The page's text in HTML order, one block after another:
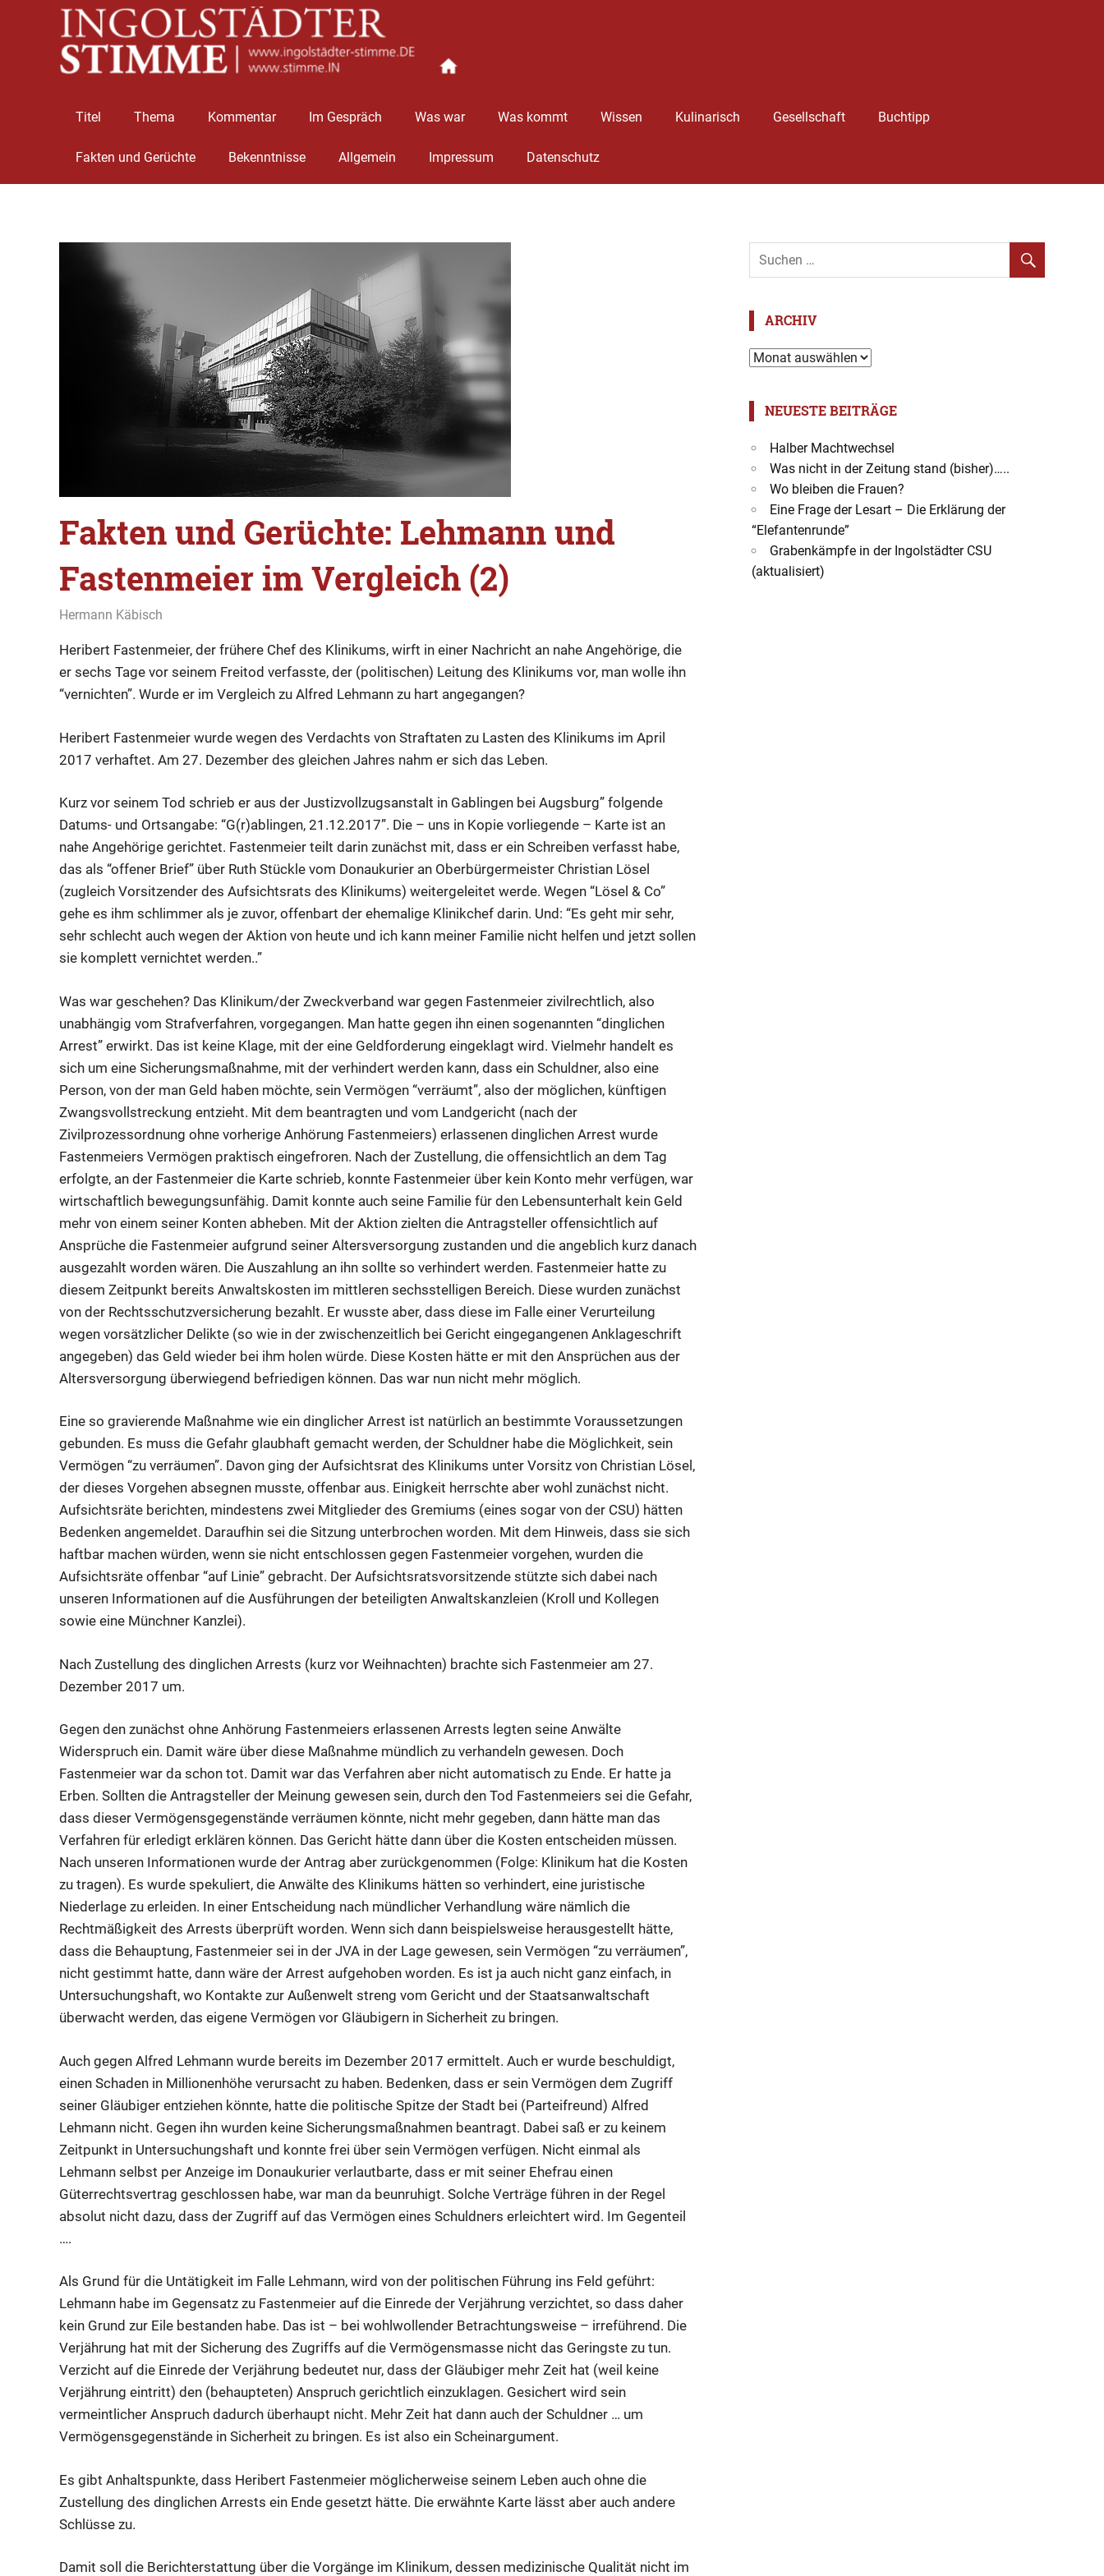
Titel Thema Kommentar Im Gespräch Was war Was kommt Wissen Kulinarisch Gesellschaft Buchtipp
Fakten und Gerüchte Bekenntnisse Allgemein Impressum Datenschutz
Fakten und Gerüchte: Lehmann und
Fastenmeier im Vergleich (2)
23. Februar 2020
Hermann Käbisch
Heribert Fastenmeier, der frühere Chef des Klinikums, wirft in einer Nachricht an nahe Angehörige, die
er sechs Tage vor seinem Freitod verfasste, der (politischen) Leitung des Klinikums vor, man wolle ihn
“vernichten”. Wurde er im Vergleich zu Alfred Lehmann zu hart angegangen?
Heribert Fastenmeier wurde wegen des Verdachts von Straftaten zu Lasten des Klinikums im April
2017 verhaftet. Am 27. Dezember des gleichen Jahres nahm er sich das Leben.
Kurz vor seinem Tod schrieb er aus der Justizvollzugsanstalt in Gablingen bei Augsburg” folgende
Datums- und Ortsangabe: “G(r)ablingen, 21.12.2017”. Die – uns in Kopie vorliegende – Karte ist an
nahe Angehörige gerichtet. Fastenmeier teilt darin zunächst mit, dass er ein Schreiben verfasst habe,
das als “offener Brief” über Ruth Stückle vom Donaukurier an Oberbürgermeister Christian Lösel
(zugleich Vorsitzender des Aufsichtsrats des Klinikums) weitergeleitet werde. Wegen “Lösel & Co”
gehe es ihm schlimmer als je zuvor, offenbart der ehemalige Klinikchef darin. Und: “Es geht mir sehr,
sehr schlecht auch wegen der Aktion von heute und ich kann meiner Familie nicht helfen und jetzt sollen
sie komplett vernichtet werden..”
Was war geschehen? Das Klinikum/der Zweckverband war gegen Fastenmeier zivilrechtlich, also
unabhängig vom Strafverfahren, vorgegangen. Man hatte gegen ihn einen sogenannten “dinglichen
Arrest” erwirkt. Das ist keine Klage, mit der eine Geldforderung eingeklagt wird. Vielmehr handelt es
sich um eine Sicherungsmaßnahme, mit der verhindert werden kann, dass ein Schuldner, also eine
Person, von der man Geld haben möchte, sein Vermögen “verräumt”, also der möglichen, künftigen
Zwangsvollstreckung entzieht. Mit dem beantragten und vom Landgericht (nach der
Zivilprozessordnung ohne vorherige Anhörung Fastenmeiers) erlassenen dinglichen Arrest wurde
Fastenmeiers Vermögen praktisch eingefroren. Nach der Zustellung, die offensichtlich an dem Tag
erfolgte, an der Fastenmeier die Karte schrieb, konnte Fastenmeier über kein Konto mehr verfügen, war
wirtschaftlich bewegungsunfähig. Damit konnte auch seine Familie für den Lebensunterhalt kein Geld
mehr von einem seiner Konten abheben. Mit der Aktion zielten die Antragsteller offensichtlich auf
Ansprüche die Fastenmeier aufgrund seiner Altersversorgung zustanden und die angeblich kurz danach
ausgezahlt worden wären. Die Auszahlung an ihn sollte so verhindert werden. Fastenmeier hatte zu
diesem Zeitpunkt bereits Anwaltskosten im mittleren sechsstelligen Bereich. Diese wurden zunächst
von der Rechtsschutzversicherung bezahlt. Er wusste aber, dass diese im Falle einer Verurteilung
wegen vorsätzlicher Delikte (so wie in der zwischenzeitlich bei Gericht eingegangenen Anklageschrift
angegeben) das Geld wieder bei ihm holen würde. Diese Kosten hätte er mit den Ansprüchen aus der
Altersversorgung überwiegend befriedigen können. Das war nun nicht mehr möglich.
Eine so gravierende Maßnahme wie ein dinglicher Arrest ist natürlich an bestimmte Voraussetzungen
gebunden. Es muss die Gefahr glaubhaft gemacht werden, der Schuldner habe die Möglichkeit, sein
Vermögen “zu verräumen”. Davon ging der Aufsichtsrat des Klinikums unter Vorsitz von Christian Lösel,
der dieses Vorgehen absegnen musste, offenbar aus. Einigkeit herrschte aber wohl zunächst nicht.
Aufsichtsräte berichten, mindestens zwei Mitglieder des Gremiums (eines sogar von der CSU) hätten
Bedenken angemeldet. Daraufhin sei die Sitzung unterbrochen worden. Mit dem Hinweis, dass sie sich
haftbar machen würden, wenn sie nicht entschlossen gegen Fastenmeier vorgehen, wurden die
Aufsichtsräte offenbar “auf Linie” gebracht. Der Aufsichtsratsvorsitzende stützte sich dabei nach
unseren Informationen auf die Ausführungen der beteiligten Anwaltskanzleien (Kroll und Kollegen
sowie eine Münchner Kanzlei).
Nach Zustellung des dinglichen Arrests (kurz vor Weihnachten) brachte sich Fastenmeier am 27.
Dezember 2017 um.
Gegen den zunächst ohne Anhörung Fastenmeiers erlassenen Arrests legten seine Anwälte
Widerspruch ein. Damit wäre über diese Maßnahme mündlich zu verhandeln gewesen. Doch
Fastenmeier war da schon tot. Damit war das Verfahren aber nicht automatisch zu Ende. Er hatte ja
Erben. Sollten die Antragsteller der Meinung gewesen sein, durch den Tod Fastenmeiers sei die Gefahr,
dass dieser Vermögensgegenstände verräumen könnte, nicht mehr gegeben, dann hätte man das
Verfahren für erledigt erklären können. Das Gericht hätte dann über die Kosten entscheiden müssen.
Nach unseren Informationen wurde der Antrag aber zurückgenommen (Folge: Klinikum hat die Kosten
zu tragen). Es wurde spekuliert, die Anwälte des Klinikums hätten so verhindert, eine juristische
Niederlage zu erleiden. In einer Entscheidung nach mündlicher Verhandlung wäre nämlich die
Rechtmäßigkeit des Arrests überprüft worden. Wenn sich dann beispielsweise herausgestellt hätte,
dass die Behauptung, Fastenmeier sei in der JVA in der Lage gewesen, sein Vermögen “zu verräumen”,
nicht gestimmt hatte, dann wäre der Arrest aufgehoben worden. Es ist ja auch nicht ganz einfach, in
Untersuchungshaft, wo Kontakte zur Außenwelt streng vom Gericht und der Staatsanwaltschaft
überwacht werden, das eigene Vermögen vor Gläubigern in Sicherheit zu bringen.
Auch gegen Alfred Lehmann wurde bereits im Dezember 2017 ermittelt. Auch er wurde beschuldigt,
einen Schaden in Millionenhöhe verursacht zu haben. Bedenken, dass er sein Vermögen dem Zugriff
seiner Gläubiger entziehen könnte, hatte die politische Spitze der Stadt bei (Parteifreund) Alfred
Lehmann nicht. Gegen ihn wurden keine Sicherungsmaßnahmen beantragt. Dabei saß er zu keinem
Zeitpunkt in Untersuchungshaft und konnte frei über sein Vermögen verfügen. Nicht einmal als
Lehmann selbst per Anzeige im Donaukurier verlautbarte, dass er mit seiner Ehefrau einen
Güterrechtsvertrag geschlossen habe, war man da beunruhigt. Solche Verträge führen in der Regel
absolut nicht dazu, dass der Zugriff auf das Vermögen eines Schuldners erleichtert wird. Im Gegenteil
….
Als Grund für die Untätigkeit im Falle Lehmann, wird von der politischen Führung ins Feld geführt:
Lehmann habe im Gegensatz zu Fastenmeier auf die Einrede der Verjährung verzichtet, so dass daher
kein Grund zur Eile bestanden habe. Das ist – bei wohlwollender Betrachtungsweise – irreführend. Die
Verjährung hat mit der Sicherung des Zugriffs auf die Vermögensmasse nicht das Geringste zu tun.
Verzicht auf die Einrede der Verjährung bedeutet nur, dass der Gläubiger mehr Zeit hat (weil keine
Verjährung eintritt) den (behaupteten) Anspruch gerichtlich einzuklagen. Gesichert wird sein
vermeintlicher Anspruch dadurch überhaupt nicht. Mehr Zeit hat dann auch der Schuldner … um
Vermögensgegenstände in Sicherheit zu bringen. Es ist also ein Scheinargument.
Es gibt Anhaltspunkte, dass Heribert Fastenmeier möglicherweise seinem Leben auch ohne die
Zustellung des dinglichen Arrests ein Ende gesetzt hätte. Die erwähnte Karte lässt aber auch andere
Schlüsse zu.
Damit soll die Berichterstattung über die Vorgänge im Klinikum, dessen medizinische Qualität nicht im
ARCHIV
Archiv
NEUESTE BEITRÄGE
Halber Machtwechsel
Was nicht in der Zeitung stand (bisher)…..
Wo bleiben die Frauen?
Eine Frage der Lesart – Die Erklärung der
“Elefantenrunde”
Grabenkämpfe in der Ingolstädter CSU
(aktualisiert)